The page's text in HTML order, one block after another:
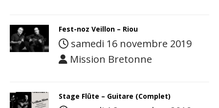
Fest-noz Veillon – Riou
samedi 16 novembre 2019
Mission Bretonne
Stage Flûte – Guitare (Complet)